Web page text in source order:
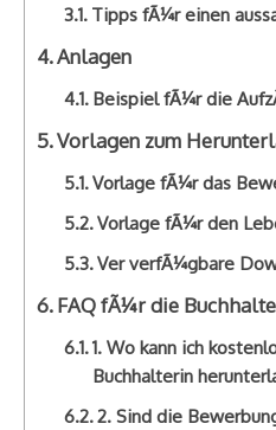
Tipps fÃ¼r einen
Anlagen
Beispiel fÃ¼r die
Vorlagen zum
Vorlage fÃ¼r das
Vorlage fÃ¼r den
Ver verfÃ¼gbare
FAQ fÃ¼r die
1. Wo kann ich
Buchhalterin
2. Sind die